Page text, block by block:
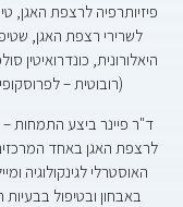
פיזיותרפיה לרצפת האגן,
לשרירי רצפת האגן,
היאלורונית, כונדרואיטין
(רובוטית –
לרצפת האגן באחד
באבחון ובטיפול